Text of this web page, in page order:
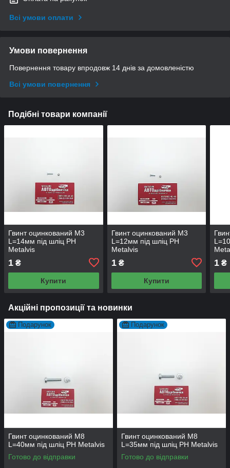
Всі умови оплати
Умови повернення
Повернення товару впродовж 14 днів за домовленістю
Всі умови повернення
Подібні товари компанії
Гвинт оцинкований М3
L=14мм під шліц PH
Metalvis
1 ₴
Купити
Гвинт оцинкований М3
L=12мм під шліц PH
Metalvis
1₴
Купити
1 ₴
Акційні пропозиції та новинки
Подарунок
Гвинт оцинкований М8
L=40мм під шліц PH Metalvis
Готово до відправки
Подарунок
Гвинт оцинкований М8
L=35мм під шліц PH Metalvis
Готово до відправки